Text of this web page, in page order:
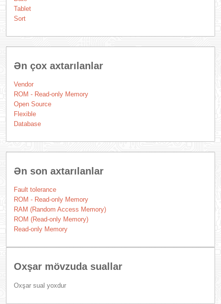
Tablet
Sort
Ən çox axtarılanlar
Vendor
ROM - Read-only Memory
Open Source
Flexible
Database
Ən son axtarılanlar
Fault tolerance
ROM - Read-only Memory
RAM (Random Access Memory)
ROM (Read-only Memory)
Read-only Memory
Oxşar mövzuda suallar
Oxşar sual yoxdur